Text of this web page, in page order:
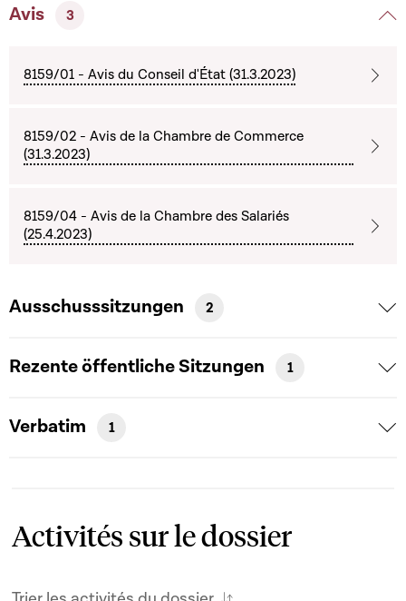
Avis 3
8159/01 - Avis du Conseil d'État (31.3.2023)
8159/02 - Avis de la Chambre de Commerce
(31.3.2023)
8159/04 - Avis de la Chambre des Salariés
(25.4.2023)
Ausschusssitzungen 2
Rezente öffentliche Sitzungen 1
Verbatim 1
Activités sur le dossier